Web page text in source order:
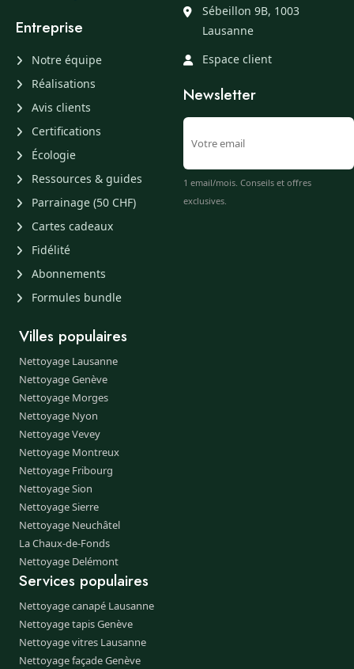
Entreprise
Notre équipe
Réalisations
Avis clients
Certifications
Écologie
Ressources & guides
Parrainage (50 CHF)
Cartes cadeaux
Fidélité
Abonnements
Formules bundle
Sébeillon 9B, 1003
Lausanne
Espace client
Newsletter
1 email/mois. Conseils et offres
exclusives.
Villes populaires
Nettoyage Lausanne
Nettoyage Genève
Nettoyage Morges
Nettoyage Nyon
Nettoyage Vevey
Nettoyage Montreux
Nettoyage Fribourg
Nettoyage Sion
Nettoyage Sierre
Nettoyage Neuchâtel
La Chaux-de-Fonds
Nettoyage Delémont
Services populaires
Nettoyage canapé Lausanne
Nettoyage tapis Genève
Nettoyage vitres Lausanne
Nettoyage façade Genève